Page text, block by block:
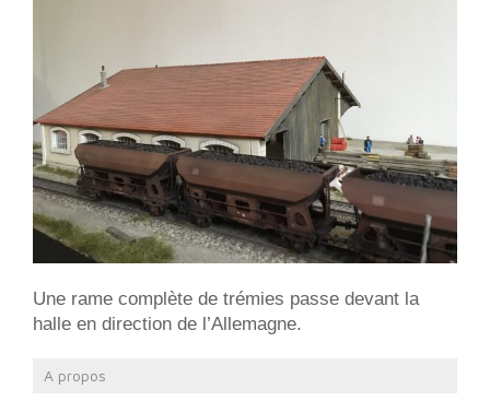
Une rame complète de trémies passe devant la
halle en direction de l’Allemagne.
A propos